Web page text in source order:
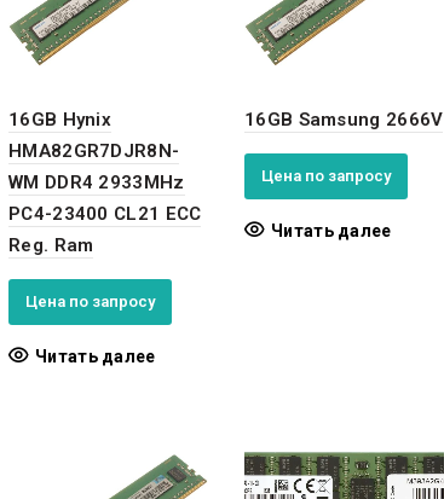
16GB Hynix
HMA82GR7DJR8N-
WM DDR4 2933MHz
PC4-23400 CL21 ECC
Reg. Ram
Цена по запросу
Читать далее
16GB Samsung 2666V
Цена по запросу
Читать далее